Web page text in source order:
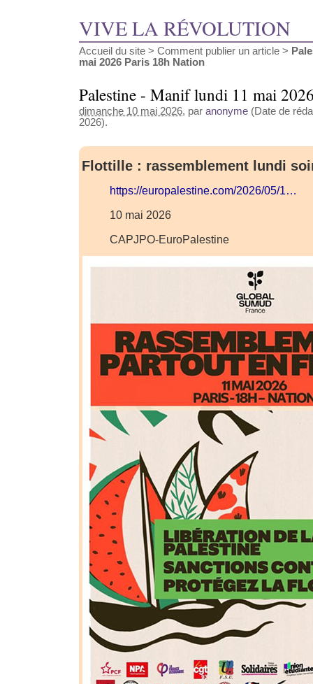
VIVE LA RÉVOLUTION
Accueil du site > Comment publier un article >
mai 2026 Paris 18h Nation
Palestine - Manif lundi 11 mai
dimanche 10 mai 2026, par anonyme (Date de
2026).
Flottille : rassemblement lundi
https://europalestine.com/2026/05/1…
10 mai 2026
CAPJPO-EuroPalestine